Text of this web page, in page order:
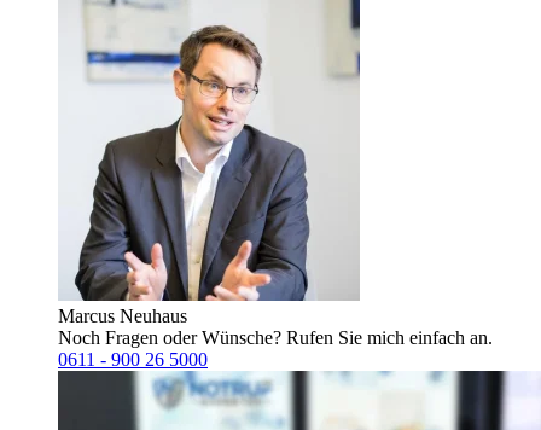
Marcus Neuhaus
Noch Fragen oder Wünsche? Rufen Sie mich einfach an.
0611 - 900 26 5000